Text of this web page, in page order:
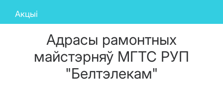
Акцыі
Адрасы рамонтных
майстэрняў МГТС РУП
"Белтэлекам"